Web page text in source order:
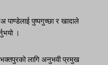
पुष्पगुच्छा र खादाले
।
लागि अनुभवी प्रमुख